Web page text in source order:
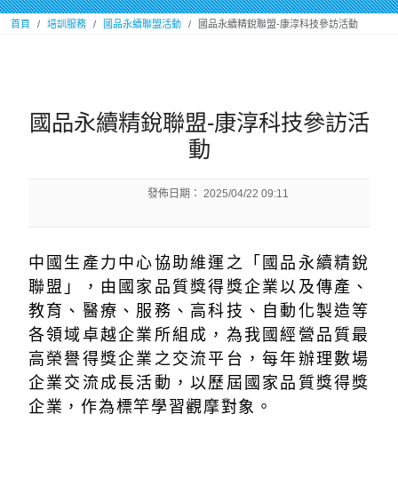
首頁 培訓服務 國品永續聯盟活動 國品永續精銳聯盟-康淳科技參訪活動
國品永續精銳聯盟-康淳科技參訪活
動
發佈日期： 2025/04/22 09:11
中國生產力中心協助維運之「國品永續精銳
聯盟」，由國家品質獎得獎企業以及傳產、
教育、醫療、服務、高科技、自動化製造等
各領域卓越企業所組成，為我國經營品質最
高榮譽得獎企業之交流平台，每年辦理數場
企業交流成長活動，以歷屆國家品質獎得獎
企業，作為標竿學習觀摩對象。